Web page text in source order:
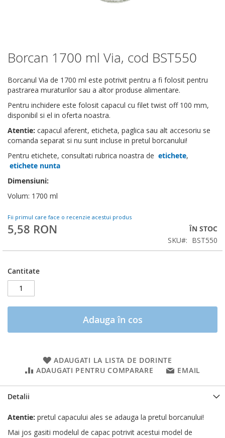
Borcan 1700 ml Via, cod BST550
Borcanul Via de 1700 ml este potrivit pentru a fi folosit pentru
pastrarea muraturilor sau a altor produse alimentare.
Pentru inchidere este folosit capacul cu filet twist off 100 mm,
disponibil si el in oferta noastra.
Atentie: capacul aferent, eticheta, paglica sau alt accesoriu se
comanda separat si nu sunt incluse in pretul borcanului!
Pentru etichete, consultati rubrica noastra de etichete,
etichete nunta
Dimensiuni:
Volum: 1700 ml
Fii primul care face o recenzie acestui produs
5,58 RON
ÎN STOC
SKU
BST550
Cantitate
Adauga în cos
ADAUGATI LA LISTA DE DORINTE
ADAUGATI PENTRU COMPARARE
EMAIL
Skip
to
the
beginning
of
the
images
gallery
Detalii
Atentie: pretul capacului ales se adauga la pretul borcanului!
Mai jos gasiti modelul de capac potrivit acestui model de